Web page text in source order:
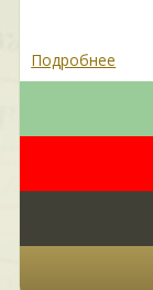
Подробнее